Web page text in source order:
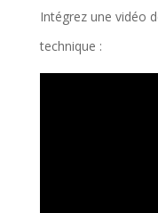
Intégrez une vidéo
technique :